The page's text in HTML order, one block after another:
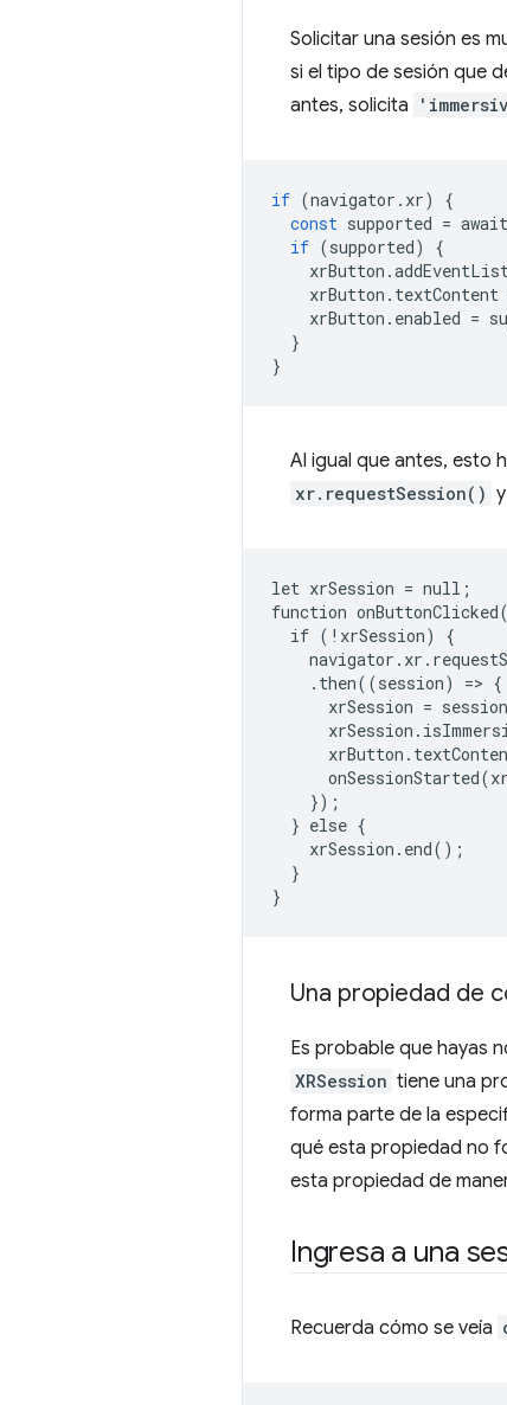
Solicitar una sesión es
si el tipo de sesión que
antes, solicita
if (navigator . xr)
{
const supported = await
if (supported)
{
xrButton .
xrButton . textContent
xrButton . enabled =
}
}
Al igual que antes, esto
xr.requestSession()
let xrSession = null;
function
  if (!xrSession) {
    .then((session) => {
xrSession =
    });
  } else {
    xrSession.end();
  }
Una propiedad de
Es probable que hayas
XRSession tiene una
forma parte de la
qué esta propiedad no
esta propiedad de
Ingresa a una
Recuerda cómo se veía